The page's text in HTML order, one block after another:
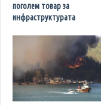
поголем товар за
инфраструктурата